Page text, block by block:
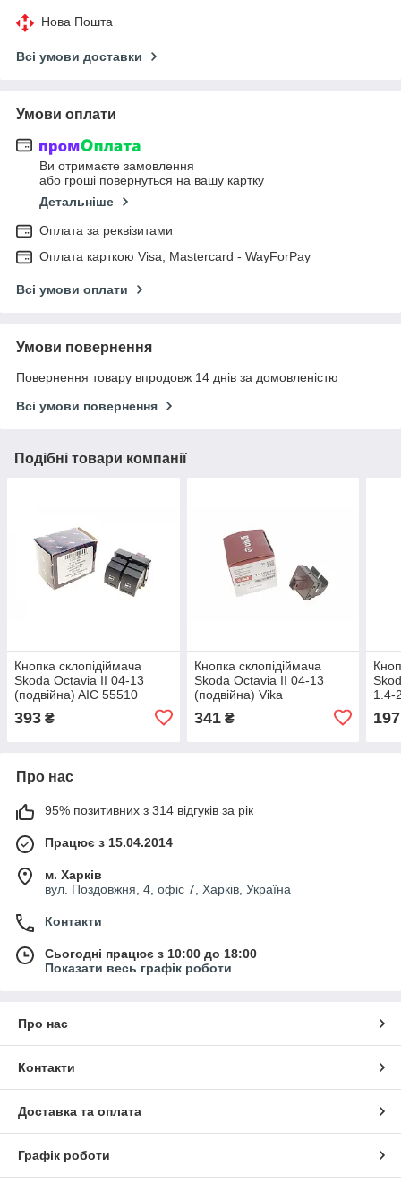
Нова Пошта
Всі умови доставки
Умови оплати
Ви отримаєте замовлення
або гроші повернуться на вашу картку
Детальніше
Оплата за реквізитами
Оплата карткою Visa, Mastercard - WayForPay
Всі умови оплати
Умови повернення
Повернення товару впродовж 14 днів за домовленістю
Всі умови повернення
Подібні товари компанії
Кнопка склопідіймача
Skoda Octavia II 04-13
(подвійна) AIC 55510
393 ₴
Кнопка склопідіймача
Skoda Octavia II 04-13
(подвійна) Vika
341₴
1.4-
197
Про нас
95% позитивних з 314 відгуків за рік
Працює з 15.04.2014
м. Харків
вул. Поздовжня, 4, офіс 7, Харків, Україна
Контакти
Сьогодні працює з 10:00 до 18:00
Показати весь графік роботи
Про нас
Контакти
Доставка та оплата
Графік роботи